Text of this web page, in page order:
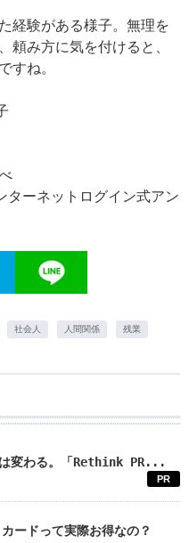
経験がある様子。無理を
頼み方に気を付けると、
すね。
ターネットログイン式アン
社会人 人間関係 残業
は変わる。「Rethink PR...
PR
ードって実際お得なの？